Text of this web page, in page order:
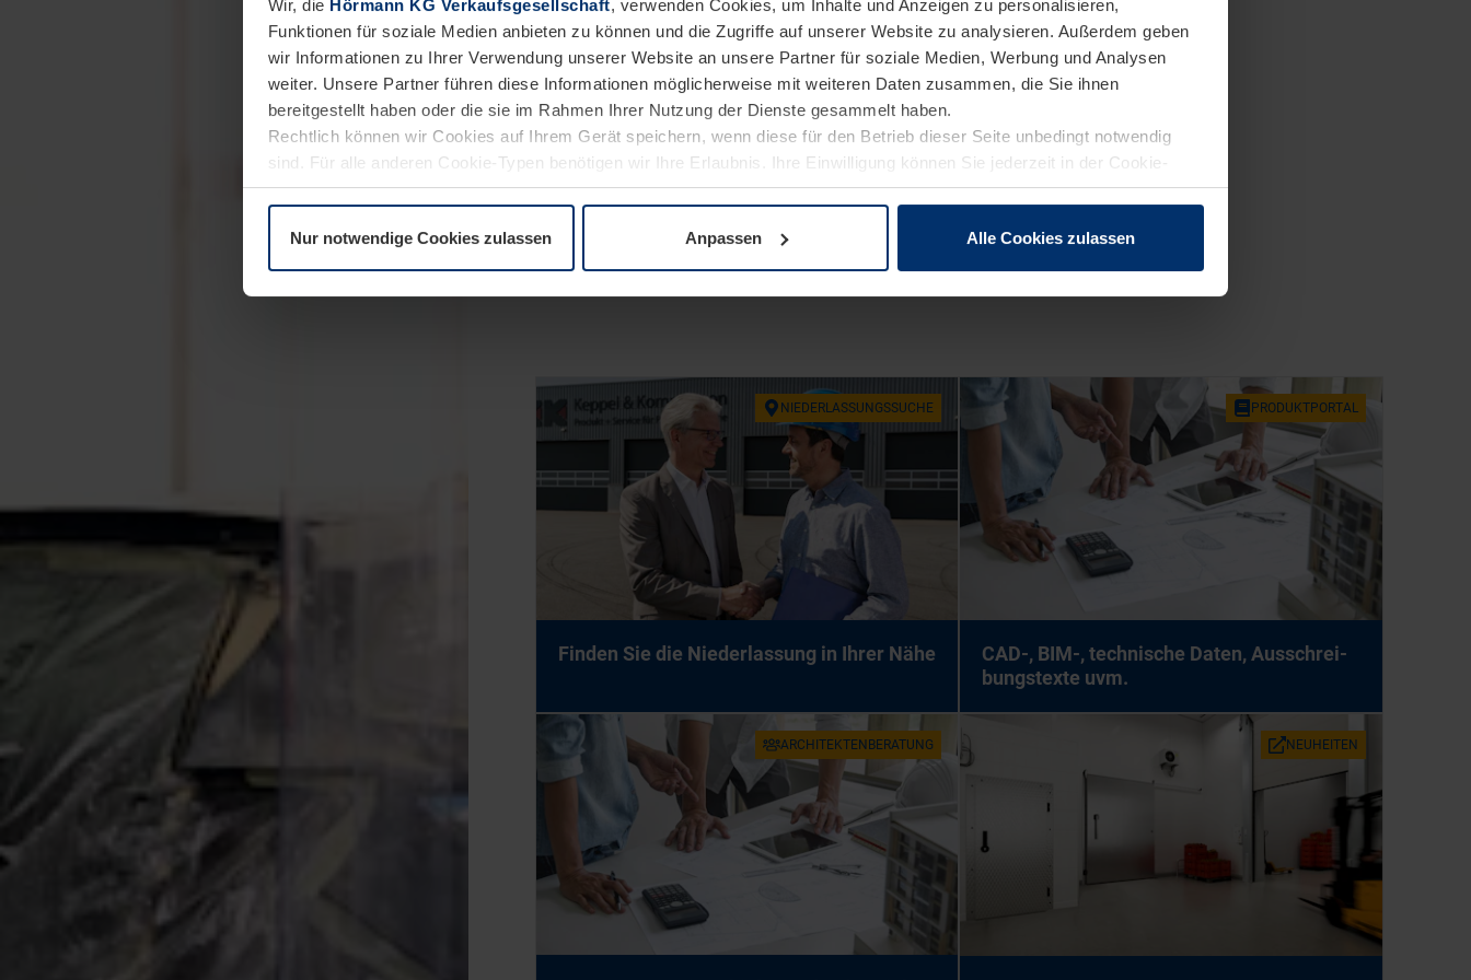
Wir, die Hörmann KG Verkaufsgesellschaft, verwenden Cookies, um Inhalte und Anzeigen zu personalisieren,
Funktionen für soziale Medien anbieten zu können und die Zugriffe auf unserer Website zu analysieren. Außerdem geben
wir Informationen zu Ihrer Verwendung unserer Website an unsere Partner für soziale Medien, Werbung und Analysen
weiter. Unsere Partner führen diese Informationen möglicherweise mit weiteren Daten zusammen, die Sie ihnen
bereitgestellt haben oder die sie im Rahmen Ihrer Nutzung der Dienste gesammelt haben.
Rechtlich können wir Cookies auf Ihrem Gerät speichern, wenn diese für den Betrieb dieser Seite unbedingt notwendig
sind. Für alle anderen Cookie-Typen benötigen wir Ihre Erlaubnis. Ihre Einwilligung können Sie jederzeit in der Cookie-
Erläuterung auf der SeiteDatenschutzerklärungunserer Website ändern oder widerrufen.
Nur notwendige Cookies zulassen Anpassen Alle Cookies zulassen
NIE­DER­LAS­SUNGS­SU­CHE
Fin­den Sie die Nie­der­las­sung in Ih­rer Nähe
PRO­DUKT­POR­TAL
CAD-, BIM-, tech­ni­sche Da­ten, Aus­schrei­
bungs­tex­te uvm.
AR­CHI­TEK­TEN­BE­RA­TUNG NEU­HEI­TEN